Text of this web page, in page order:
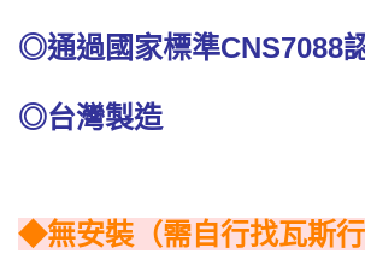
◎通過國家標準CNS7088
◎台灣製造
◆無安裝（需自行找瓦斯行